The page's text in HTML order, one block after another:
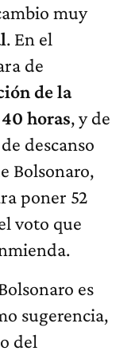
muy
. En el
de
de la
horas, y de
descanso
Bolsonaro,
poner 52
voto que
es
sugerencia,
del